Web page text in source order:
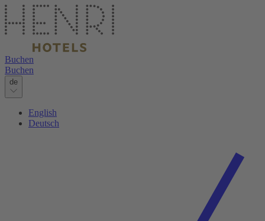
Buchen
Buchen
de
English
Deutsch